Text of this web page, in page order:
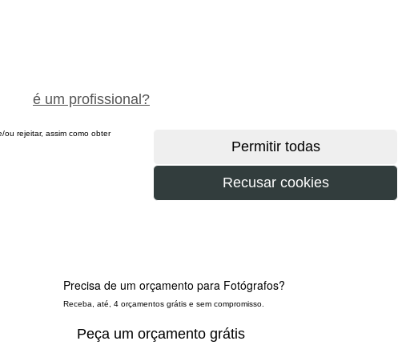
é um profissional?
e/ou rejeitar, assim como obter
Precisa de um orçamento para Fotógrafos?
Receba, até, 4 orçamentos grátis e sem compromisso.
Peça um orçamento grátis